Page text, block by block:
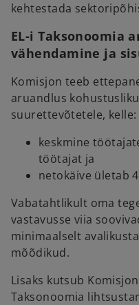
kehtestada
EL-i Taksonoomia
vähendamine ja
Komisjon teeb
aruandlus
suurettevõtetele, kelle:
keskmine
töötajat ja
netokäive ületab
Vabatahtlikult oma
vastavusse viia
minimaalselt
mõõdikud.
Lisaks kutsub
Taksonoomia